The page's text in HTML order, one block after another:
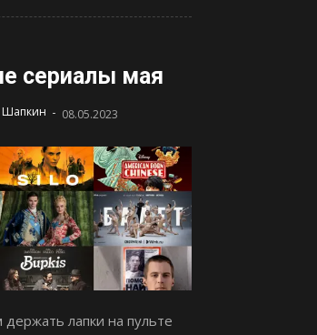
сериалы мая
Шапкин - 08.05.2023
лапки на пульте